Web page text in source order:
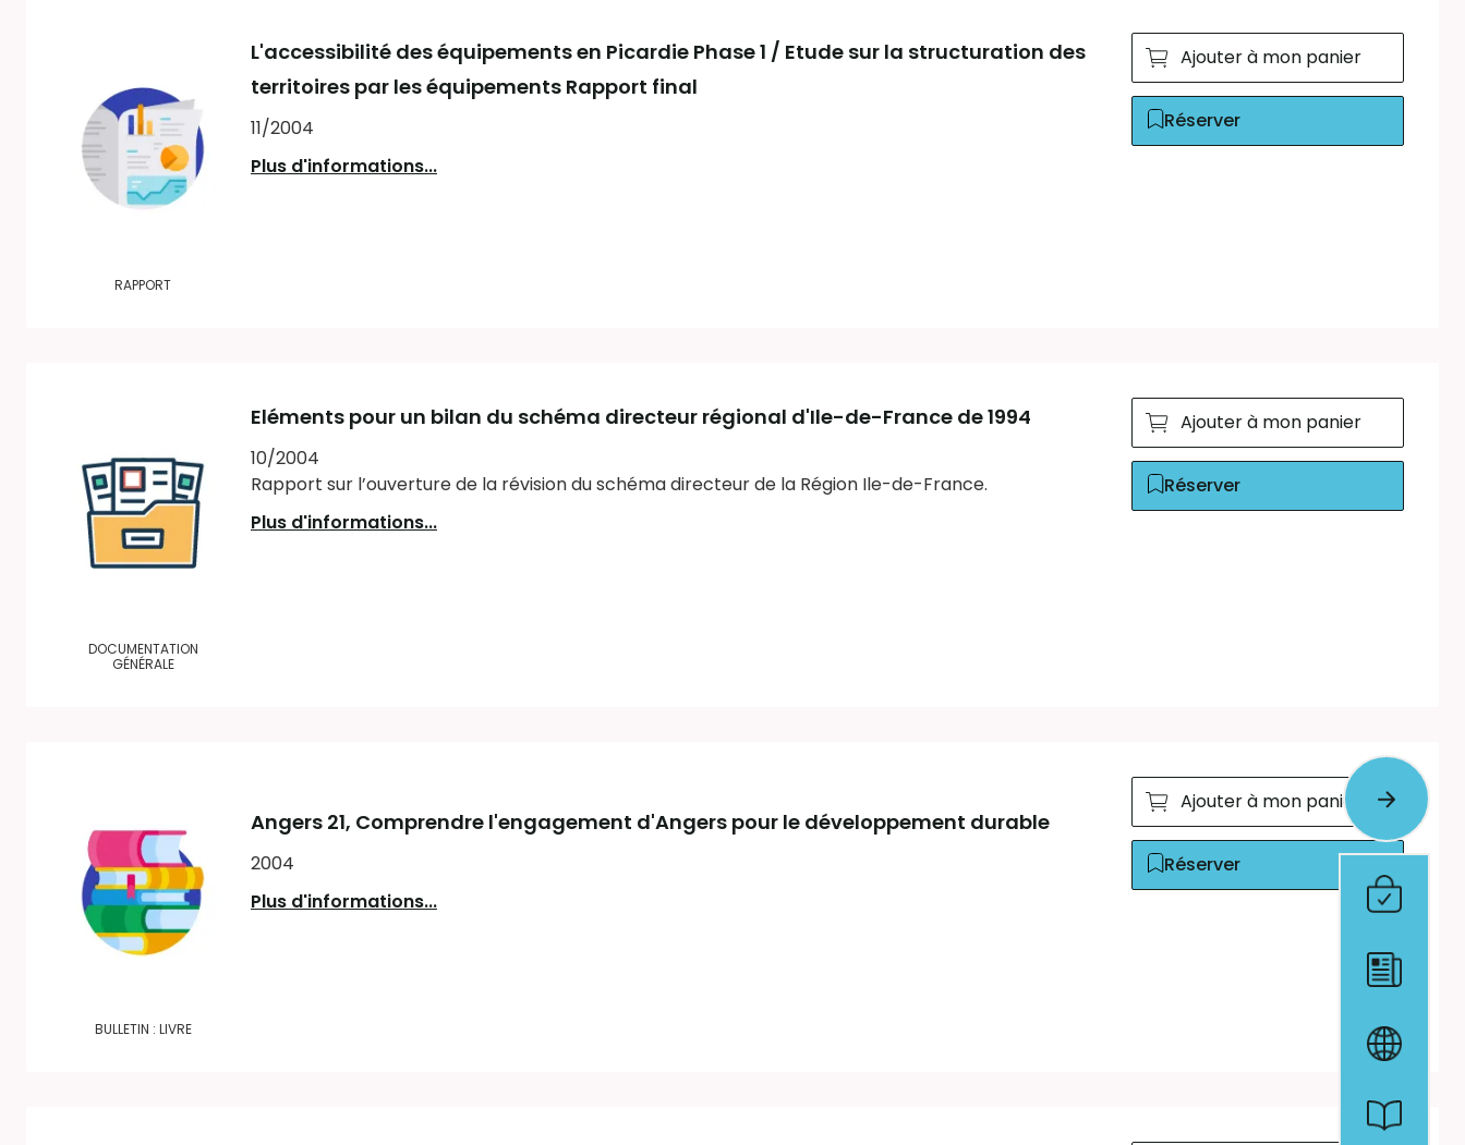
RAPPORT
L'accessibilité des équipements en Picardie Phase 1 / Etude sur la structuration des
territoires par les équipements Rapport final
11/2004
Plus d'informations...
Ajouter à mon panier
Réserver
DOCUMENTATION
GÉNÉRALE
Eléments pour un bilan du schéma directeur régional d'Ile-de-France de 1994
10/2004
Rapport sur l’ouverture de la révision du schéma directeur de la Région Ile-de-France.
Plus d'informations...
Ajouter à mon panier
Réserver
BULLETIN : LIVRE
Angers 21, Comprendre l'engagement d'Angers pour le développement durable
2004
Plus d'informations...
Ajouter à mon panier
Réserver